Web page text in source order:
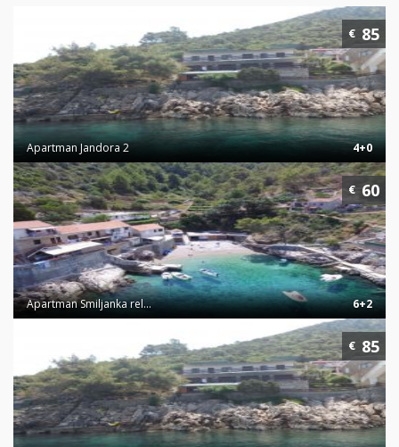
Apartman Jandora 2 4+0
€ 85
Apartman Smiljanka rel... 6+2
€60
€ 85